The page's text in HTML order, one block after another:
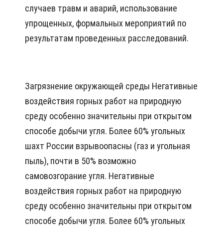
случаев травм и аварий, использование
упрощенных, формальных мероприятий по
результатам проведенных расследований.
Загрязнение окружающей среды Негативные
воздействия горных работ на природную
среду особенно значительны при открытом
способе добычи угля. Более 60% угольных
шахт России взрывоопасны (газ и угольная
пыль), почти в 50% возможно
самовозгорание угля. Негативные
воздействия горных работ на природную
среду особенно значительны при открытом
способе добычи угля. Более 60% угольных